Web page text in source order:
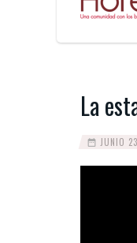
La
JUNIO